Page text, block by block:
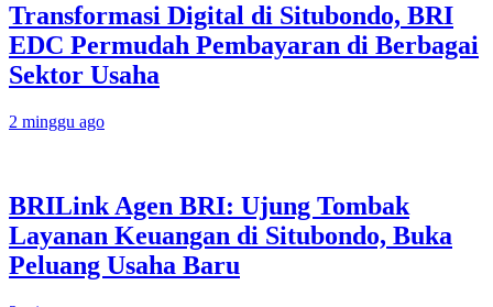
Transformasi Digital di Situbondo, BRI
EDC Permudah Pembayaran di Berbagai
Sektor Usaha
2 minggu ago
BRILink Agen BRI: Ujung Tombak
Layanan Keuangan di Situbondo, Buka
Peluang Usaha Baru